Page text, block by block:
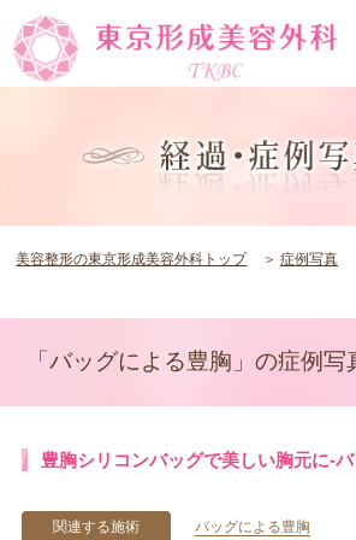
美容整形の東京形成美容外科トップ 症例写真
「バッグによる豊胸」の症例写
豊胸シリコンバッグで美しい胸元に-
関連する施術 バッグによる豊胸